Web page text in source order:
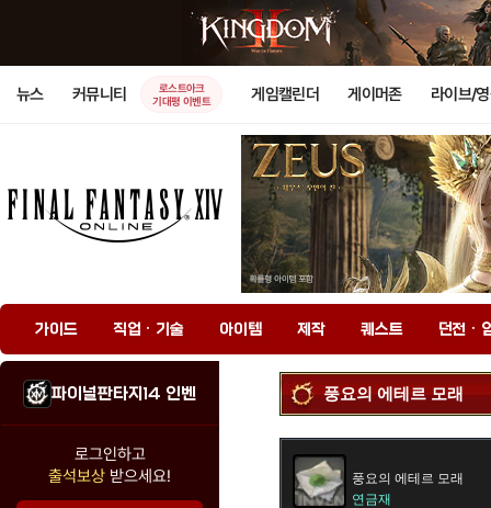
뉴스 커뮤니티
로스트아크
기대평 이벤트
게임캘린더 게이머존 라이브/
가이드 직업 · 기술 아이템 제작 퀘스트 던전 ·
파이널판타지14 인벤
로그인하고
출석보상 받으세요!
풍요의 에테르 모래
풍요의 에테르 모래
연금재